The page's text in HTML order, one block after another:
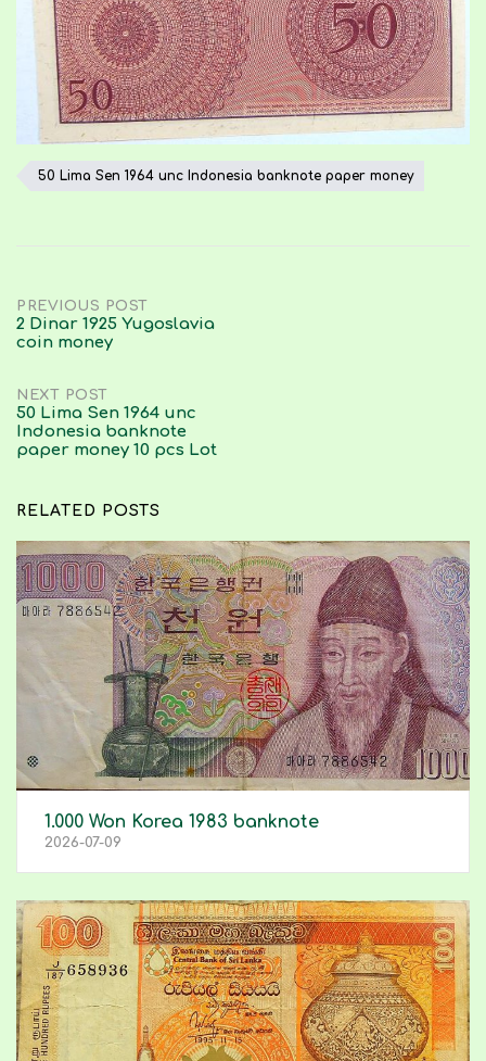
50 Lima Sen 1964 unc Indonesia banknote paper money
Post
PREVIOUS POST
2 Dinar 1925 Yugoslavia
coin money
NEXT POST
50 Lima Sen 1964 unc
Indonesia banknote
paper money 10 pcs Lot
RELATED POSTS
1.000 Won Korea 1983 banknote
2026-07-09